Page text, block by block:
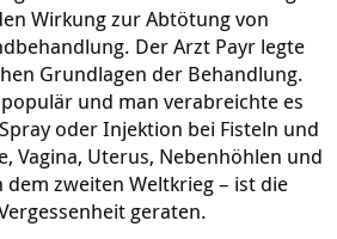
Wirkung zur Abtötung von
Der Arzt Payr legte
Grundlagen der Behandlung.
und man verabreichte es
oder Injektion bei Fisteln und
Vagina, Uterus, Nebenhöhlen und
dem zweiten Weltkrieg – ist die
geraten.